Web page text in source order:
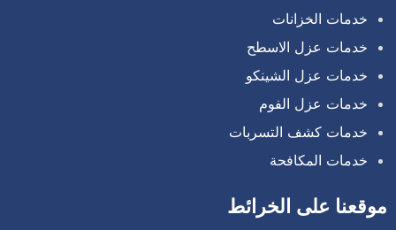
خدمات الخزانات
خدمات عزل الاسطح
خدمات عزل الشينكو
خدمات عزل الفوم
خدمات كشف التسربات
خدمات المكافحة
موقعنا على الخرائط